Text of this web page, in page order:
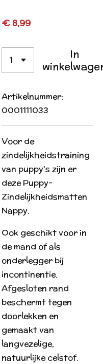
€ 8,99
In
Artikelnummer:
0001111033
Voor de
zindelijkheidstraining
van puppy's zijn er
deze Puppy-
Zindelijkheidsmatten
Nappy.
Ook geschikt voor in
de mand of als
onderlegger bij
incontinentie.
Afgesloten rand
beschermt tegen
doorlekken en
gemaakt van
langvezelige,
natuurlijke celstof.